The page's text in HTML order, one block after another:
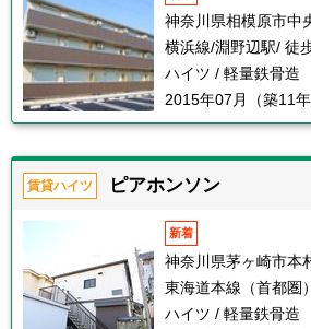
神奈川県相模原市中
横浜線/淵野辺駅/ 徒
ハイツ / 軽量鉄骨造
2015年07月（築11年
賃貸ハイツ ピアホンソン
新着
神奈川県茅ヶ崎市本
東海道本線（首都圏
ハイツ / 軽量鉄骨造